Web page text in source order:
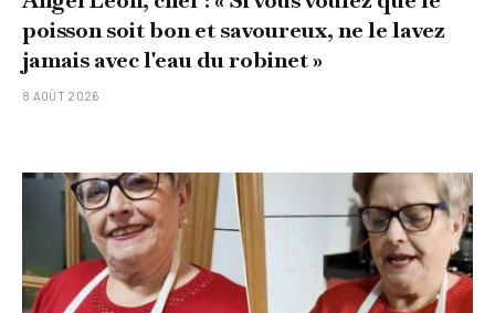
poisson soit bon et savoureux, ne le lavez
jamais avec l'eau du robinet »
8 AOÛT 2026